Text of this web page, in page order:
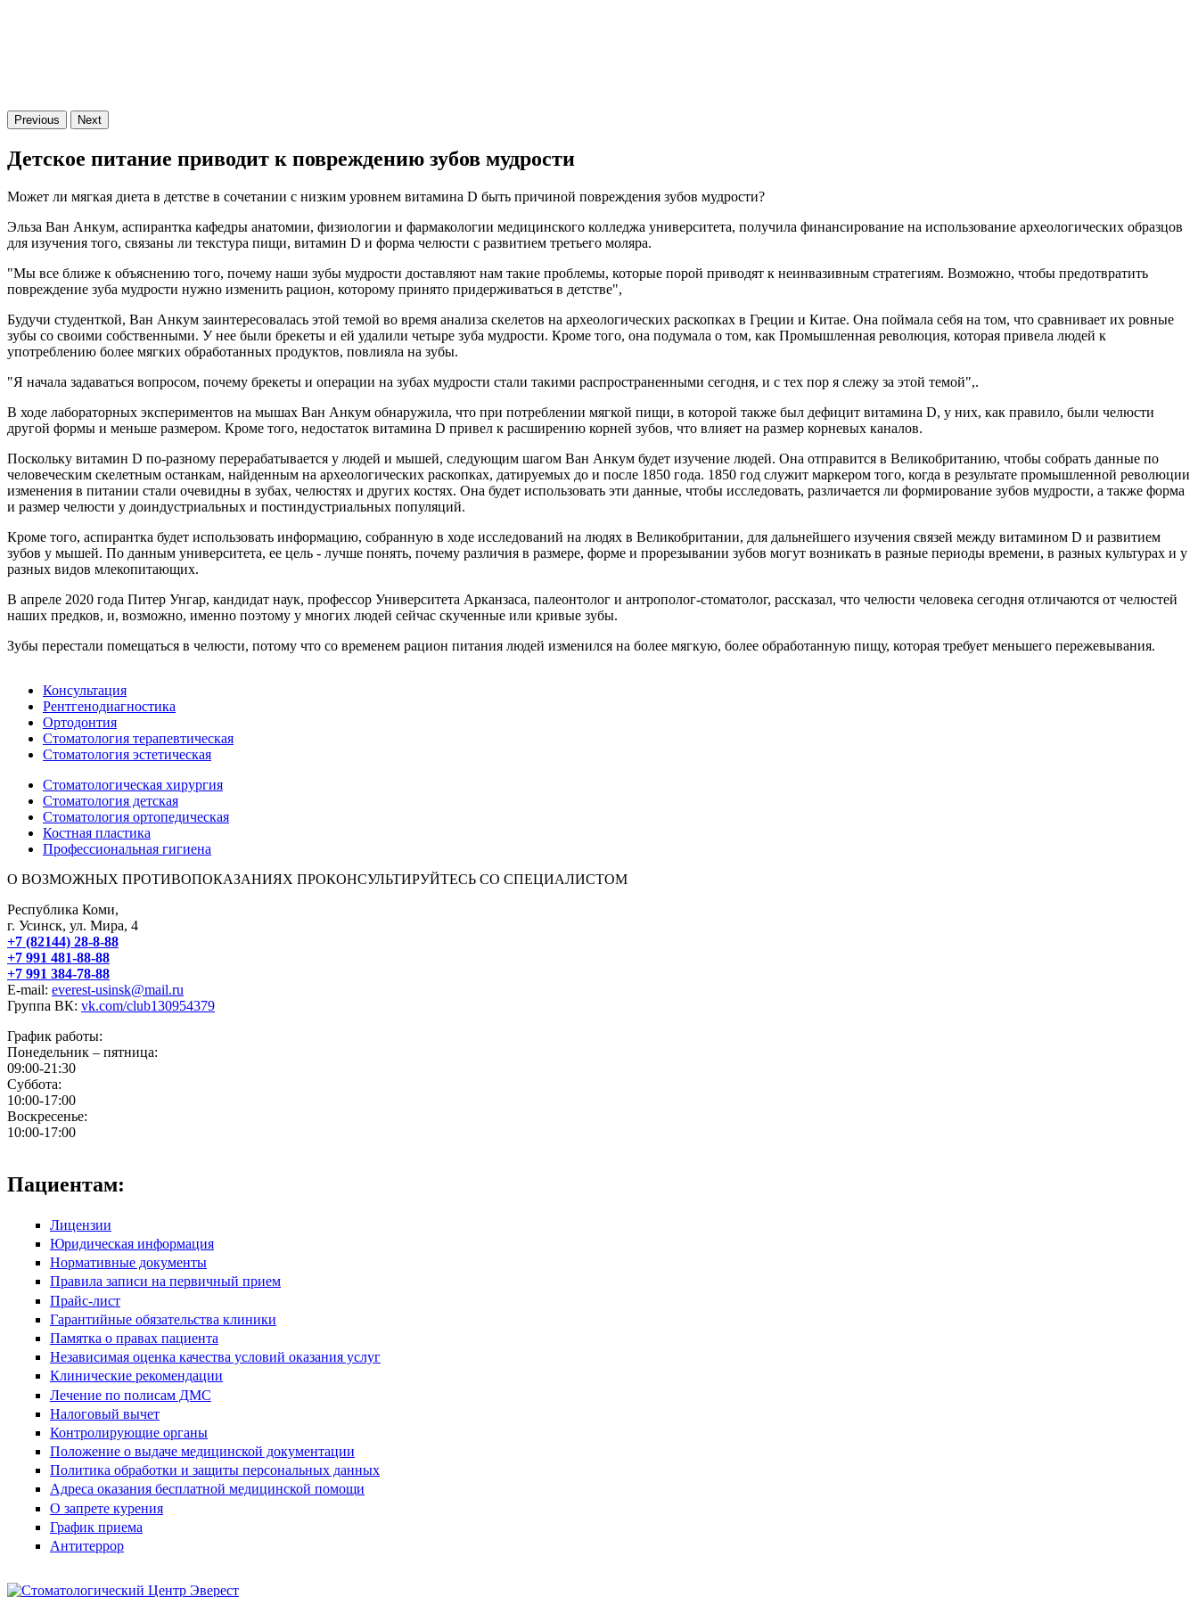
Previous Next
Детское питание приводит к повреждению зубов мудрости
Может ли мягкая диета в детстве в сочетании с низким уровнем витамина D быть причиной повреждения зубов мудрости?
Эльза Ван Анкум, аспирантка кафедры анатомии, физиологии и фармакологии медицинского колледжа университета, получила финансирование на использование археологических образцов
для изучения того, связаны ли текстура пищи, витамин D и форма челюсти с развитием третьего моляра.
"Мы все ближе к объяснению того, почему наши зубы мудрости доставляют нам такие проблемы, которые порой приводят к неинвазивным стратегиям. Возможно, чтобы предотвратить
повреждение зуба мудрости нужно изменить рацион, которому принято придерживаться в детстве",
Будучи студенткой, Ван Анкум заинтересовалась этой темой во время анализа скелетов на археологических раскопках в Греции и Китае. Она поймала себя на том, что сравнивает их ровные
зубы со своими собственными. У нее были брекеты и ей удалили четыре зуба мудрости. Кроме того, она подумала о том, как Промышленная революция, которая привела людей к
употреблению более мягких обработанных продуктов, повлияла на зубы.
"Я начала задаваться вопросом, почему брекеты и операции на зубах мудрости стали такими распространенными сегодня, и с тех пор я слежу за этой темой",.
В ходе лабораторных экспериментов на мышах Ван Анкум обнаружила, что при потреблении мягкой пищи, в которой также был дефицит витамина D, у них, как правило, были челюсти
другой формы и меньше размером. Кроме того, недостаток витамина D привел к расширению корней зубов, что влияет на размер корневых каналов.
Поскольку витамин D по-разному перерабатывается у людей и мышей, следующим шагом Ван Анкум будет изучение людей. Она отправится в Великобританию, чтобы собрать данные по
человеческим скелетным останкам, найденным на археологических раскопках, датируемых до и после 1850 года. 1850 год служит маркером того, когда в результате промышленной революции
изменения в питании стали очевидны в зубах, челюстях и других костях. Она будет использовать эти данные, чтобы исследовать, различается ли формирование зубов мудрости, а также форма
и размер челюсти у доиндустриальных и постиндустриальных популяций.
Кроме того, аспирантка будет использовать информацию, собранную в ходе исследований на людях в Великобритании, для дальнейшего изучения связей между витамином D и развитием
зубов у мышей. По данным университета, ее цель - лучше понять, почему различия в размере, форме и прорезывании зубов могут возникать в разные периоды времени, в разных культурах и у
разных видов млекопитающих.
В апреле 2020 года Питер Унгар, кандидат наук, профессор Университета Арканзаса, палеонтолог и антрополог-стоматолог, рассказал, что челюсти человека сегодня отличаются от челюстей
наших предков, и, возможно, именно поэтому у многих людей сейчас скученные или кривые зубы.
Зубы перестали помещаться в челюсти, потому что со временем рацион питания людей изменился на более мягкую, более обработанную пищу, которая требует меньшего пережевывания.
Консультация
Рентгенодиагностика
Ортодонтия
Стоматология терапевтическая
Стоматология эстетическая
Стоматологическая хирургия
Стоматология детская
Стоматология ортопедическая
Костная пластика
Профессиональная гигиена
О ВОЗМОЖНЫХ ПРОТИВОПОКАЗАНИЯХ ПРОКОНСУЛЬТИРУЙТЕСЬ СО СПЕЦИАЛИСТОМ
Республика Коми,
г. Усинск, ул. Мира, 4
+7 (82144) 28-8-88
+7 991 481-88-88
+7 991 384-78-88
E-mail: everest-usinsk@mail.ru
Группа ВК: vk.com/club130954379
График работы:
Понедельник – пятница:
09:00-21:30
Суббота:
10:00-17:00
Воскресенье:
10:00-17:00
Пациентам:
Лицензии
Юридическая информация
Нормативные документы
Правила записи на первичный прием
Прайс-лист
Гарантийные обязательства клиники
Памятка о правах пациента
Независимая оценка качества условий оказания услуг
Клинические рекомендации
Лечение по полисам ДМС
Налоговый вычет
Контролирующие органы
Положение о выдаче медицинской документации
Политика обработки и защиты персональных данных
Адреса оказания бесплатной медицинской помощи
О запрете курения
График приема
Антитеррор